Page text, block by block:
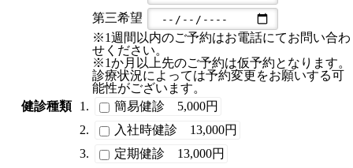
第三希望
※1週間以内のご予約はお電話にてお問い合わ
せください。
※1か月以上先のご予約は仮予約となります。
診療状況によっては予約変更をお願いする可
能性がございます。
健診種類
簡易健診 5,000円
入社時健診 13,000円
定期健診 13,000円